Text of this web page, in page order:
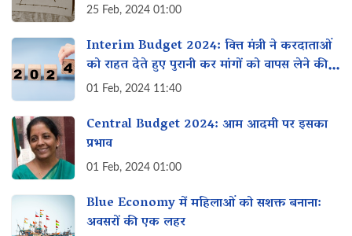
25 Feb, 2024 01:00
Interim Budget 2024: वित्त मंत्री ने करदाताओं
को राहत देते हुए पुरानी कर मांगों को वापस लेने की
घोषणा की
01 Feb, 2024 11:40
Central Budget 2024: आम आदमी पर इसका
प्रभाव
01 Feb, 2024 01:00
Blue Economy में महिलाओं को सशक्त बनाना:
अवसरों की एक लहर